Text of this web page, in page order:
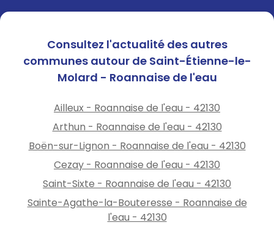
Consultez l'actualité des autres
communes autour de Saint-Étienne-le-
Molard - Roannaise de l'eau
Ailleux - Roannaise de l'eau - 42130
Arthun - Roannaise de l'eau - 42130
Boën-sur-Lignon - Roannaise de l'eau - 42130
Cezay - Roannaise de l'eau - 42130
Saint-Sixte - Roannaise de l'eau - 42130
Sainte-Agathe-la-Bouteresse - Roannaise de
l'eau - 42130